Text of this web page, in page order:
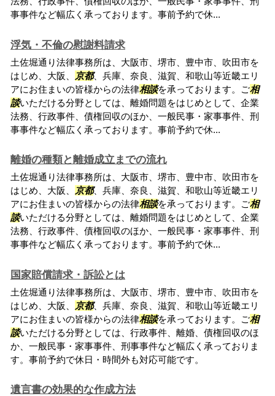
事事件など幅広く承っております。事前予約で休...
浮気・不倫の慰謝料請求
土佐堀通り法律事務所は、大阪市、堺市、豊中市、吹田市を
はじめ、大阪、
京都、兵庫、奈良、滋賀、和歌山等近畿エリ
アにお住まいの皆様からの法律相談を承っております。ご相
談いただける分野としては、離婚問題をはじめとして、企業
法務、行政事件、債権回収のほか、一般民事・家事事件、刑
事事件など幅広く承っております。事前予約で休...
離婚の種類と離婚成立までの流れ
土佐堀通り法律事務所は、大阪市、堺市、豊中市、吹田市を
はじめ、大阪、
京都、兵庫、奈良、滋賀、和歌山等近畿エリ
アにお住まいの皆様からの法律相談を承っております。ご相
談いただける分野としては、離婚問題をはじめとして、企業
法務、行政事件、債権回収のほか、一般民事・家事事件、刑
事事件など幅広く承っております。事前予約で休...
国家賠償請求・訴訟とは
土佐堀通り法律事務所は、大阪市、堺市、豊中市、吹田市を
はじめ、大阪、
京都、兵庫、奈良、滋賀、和歌山等近畿エリ
アにお住まいの皆様からの法律相談を承っております。ご相
談いただける分野としては、行政事件、離婚、債権回収のほ
か、一般民事・家事事件、刑事事件など幅広く承っておりま
す。事前予約で休日・時間外も対応可能です。
遺言書の効果的な作成方法